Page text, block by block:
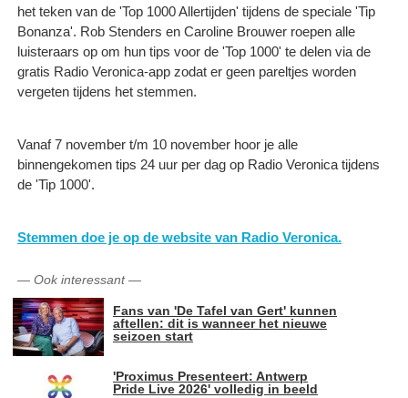
het teken van de 'Top 1000 Allertijden' tijdens de speciale 'Tip
Bonanza'. Rob Stenders en Caroline Brouwer roepen alle
luisteraars op om hun tips voor de 'Top 1000' te delen via de
gratis Radio Veronica-app zodat er geen pareltjes worden
vergeten tijdens het stemmen.
Vanaf 7 november t/m 10 november hoor je alle
binnengekomen tips 24 uur per dag op Radio Veronica tijdens
de 'Tip 1000'.
Stemmen doe je op de website van Radio Veronica.
— Ook interessant—
Fans van 'De Tafel van Gert' kunnen
aftellen: dit is wanneer het nieuwe
seizoen start
'Proximus Presenteert: Antwerp
Pride Live 2026' volledig in beeld